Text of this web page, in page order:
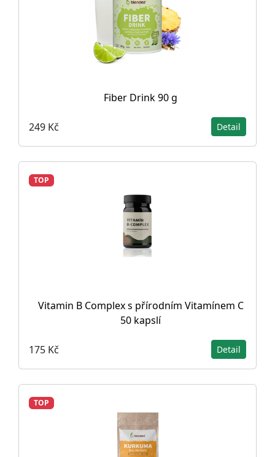
Fiber Drink 90 g
249 Kč Detail
TOP
Vitamin B Complex s přírodním Vitamínem C
50 kapslí
175 Kč Detail
TOP